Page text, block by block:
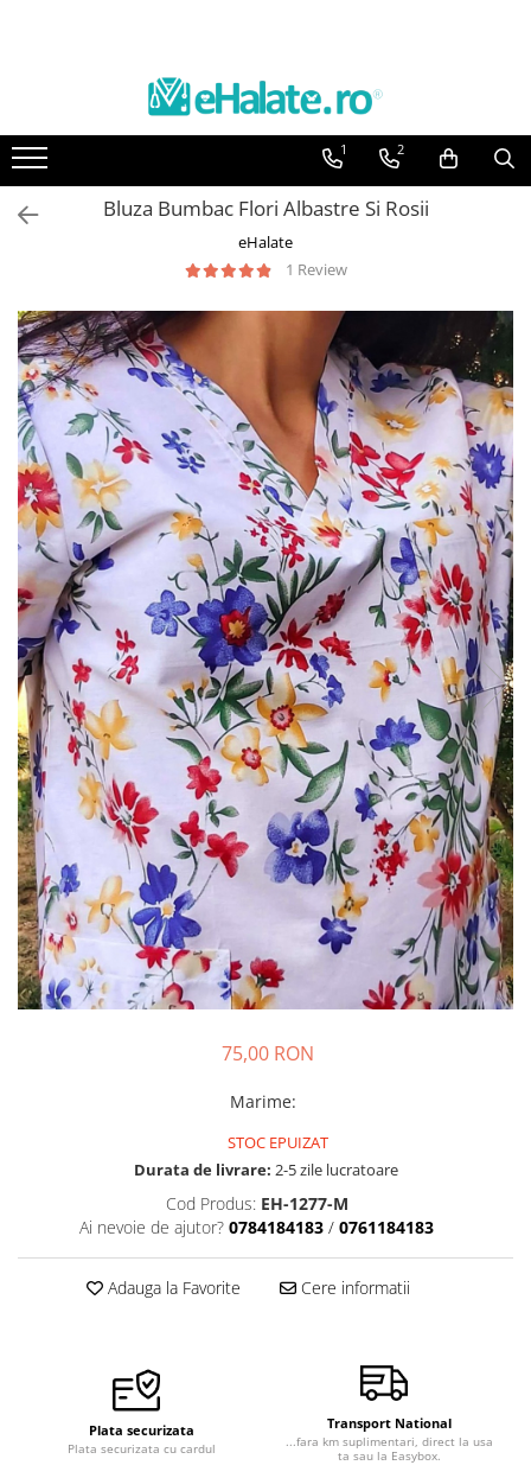
Toate Produsele
Bluze Unisex
Pantaloni Unisex
Costume Unisex
Bluze Maria
Bluze medicale uni
Halate medicale
Halate Bianca
Bluze Maria
Halate medicale femei
Halate medicale barbati
Halate medicale P2 cu fluturas
Halate medicale cu nasturi
Halate medicale cu fermoar
Halate medicale polar - unisex
Halate medicale albe
Fuste, Sarafane
Sarafane Mira
Fuste medicale
Sarafane medicale
Veste, Jachete
Veste de lucru
Jachete de lucru
Articole din Polar
Tricouri de lucru
Saboti medicali
1 2
Bluza Bumbac Flori Albastre Si Rosii
eHalate
1 Review
75,00 RON
Marime:
STOC EPUIZAT
Durata de livrare: 2-5 zile lucratoare
Cod Produs: EH-1277-M
Ai nevoie de ajutor? 0784184183 / 0761184183
Adauga la Favorite Cere informatii
Plata securizata
Plata securizata cu cardul
Transport National
...fara km suplimentari, direct la usa
ta sau la Easybox.